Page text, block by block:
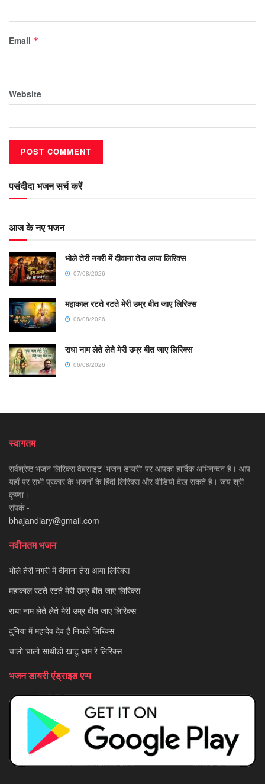
Email *
Website
पसंदीदा भजन सर्च करें
आज के नए भजन
भोले तेरी नगरी में दीवाना तेरा आया लिरिक्स
07/08/2026
महाकाल रटते रटते मेरी उम्र बीत जाए लिरिक्स
06/08/2026
राधा नाम लेते लेते मेरी उम्र बीत जाए लिरिक्स
06/08/2026
स्वागतम
सर्वश्रेष्ठ भजन लिरिक्स वेबसाइट 'भजन डायरी' पर आपका हार्दिक अभिनन्दन है। आप
यहाँ पर सभी प्रकार के भजनों के हिंदी लिरिक्स और वीडियो देख सकते है। जय श्री
कृष्णा।
संपर्क -
bhajandiary@gmail.com
नवीनतम भजन
भोले तेरी नगरी में दीवाना तेरा आया लिरिक्स
महाकाल रटते रटते मेरी उम्र बीत जाए लिरिक्स
राधा नाम लेते लेते मेरी उम्र बीत जाए लिरिक्स
दुनिया में महादेव देव है निराले लिरिक्स
चालो चालो साथीड़ो खाटू धाम रे लिरिक्स
भजन डायरी एंड्राइड एप्प